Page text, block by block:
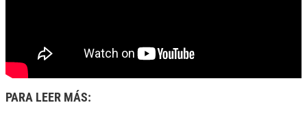
PARA LEER MÁS: